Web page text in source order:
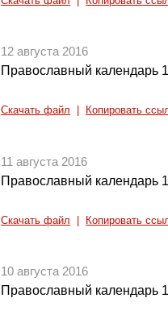
12 августа 2016
Православный календарь
Скачать файл Копировать
11 августа 2016
Православный календарь
Скачать файл Копировать
10 августа 2016
Православный календарь